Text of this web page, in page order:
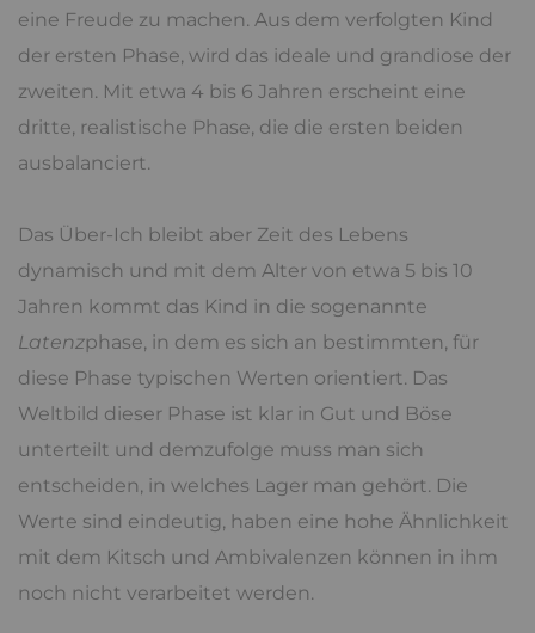
eine Freude zu machen. Aus dem verfolgten Kind
der ersten Phase, wird das ideale und grandiose der
zweiten. Mit etwa 4 bis 6 Jahren erscheint eine
dritte, realistische Phase, die die ersten beiden
ausbalanciert.
Das Über-Ich bleibt aber Zeit des Lebens
dynamisch und mit dem Alter von etwa 5 bis 10
Jahren kommt das Kind in die sogenannte
Latenzphase, in dem es sich an bestimmten, für
diese Phase typischen Werten orientiert. Das
Weltbild dieser Phase ist klar in Gut und Böse
unterteilt und demzufolge muss man sich
entscheiden, in welches Lager man gehört. Die
Werte sind eindeutig, haben eine hohe Ähnlichkeit
mit dem Kitsch und Ambivalenzen können in ihm
noch nicht verarbeitet werden.